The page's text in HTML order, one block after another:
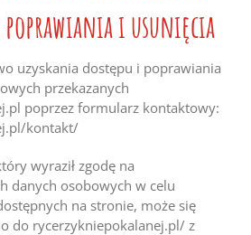
poprawiania i usunięcia
uzyskania dostępu i poprawiania
przekazanych
poprzez formularz kontaktowy:
kontakt/
wyraził zgodę na
danych osobowych w celu
na stronie, może się
do rycerzykniepokalanej.pl/ z